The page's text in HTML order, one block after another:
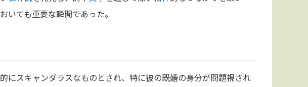
いても重要な瞬間であった。
にスキャンダラスなものとされ、特に彼の既婚の身分が問題視され